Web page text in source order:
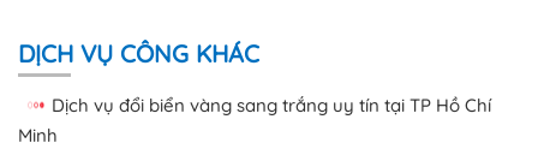
DỊCH VỤ CÔNG KHÁC
Dịch vụ đổi biển vàng sang trắng uy tín tại TP Hồ Chí
Minh